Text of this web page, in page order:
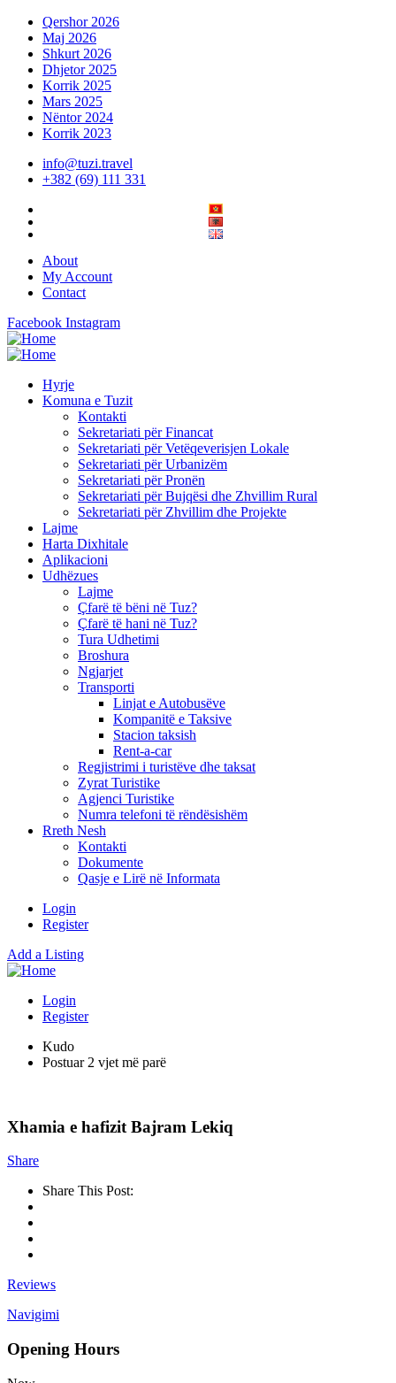
Qershor 2026
Maj 2026
Shkurt 2026
Dhjetor 2025
Korrik 2025
Mars 2025
Nëntor 2024
Korrik 2023
info@tuzi.travel
+382 (69) 111 331
About
My Account
Contact
Facebook Instagram
Hyrje
Komuna e Tuzit
Kontakti
Sekretariati për Financat
Sekretariati për Vetëqeverisjen Lokale
Sekretariati për Urbanizëm
Sekretariati për Pronën
Sekretariati për Bujqësi dhe Zhvillim Rural
Sekretariati për Zhvillim dhe Projekte
Lajme
Harta Dixhitale
Aplikacioni
Udhëzues
Lajme
Çfarë të bëni në Tuz?
Çfarë të hani në Tuz?
Tura Udhetimi
Broshura
Ngjarjet
Transporti
Linjat e Autobusëve
Kompanitë e Taksive
Stacion taksish
Rent-a-car
Regjistrimi i turistëve dhe taksat
Zyrat Turistike
Agjenci Turistike
Numra telefoni të rëndësishëm
Rreth Nesh
Kontakti
Dokumente
Qasje e Lirë në Informata
Login
Register
Add a Listing
Login
Register
Kudo
Postuar 2 vjet më parë
Xhamia e hafizit Bajram Lekiq
Share
Share This Post:
Reviews
Navigimi
Opening Hours